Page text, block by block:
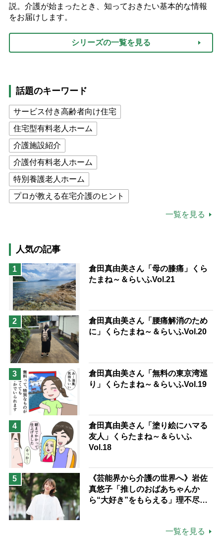
説。介護が始まったとき、知っておきたい基本的な情報
をお届けします。
シリーズの一覧を見る
話題のキーワード
サービス付き高齢者向け住宅
住宅型有料老人ホーム
介護施設紹介
介護付有料老人ホーム
特別養護老人ホーム
プロが教える在宅介護のヒント
猫が母になつきません
息子の遠距離介護サバイバル術
兄がボケました
便利なサービス
予防法
一覧を見る
人気の記事
1
倉田真由美さん「母の膝痛」くら
たまね～＆らいふVol.21
2
倉田真由美さん「腰痛解消のため
に」くらたまね～＆らいふVol.20
3
倉田真由美さん「無料の東京湾巡
り」くらたまね～＆らいふVol.19
4
倉田真由美さん「塗り絵にハマる
友人」くらたまね～＆らいふ
Vol.18
5
《芸能界から介護の世界へ》岩佐
真悠子「推しのおばあちゃんか
ら“大好き”をもらえる」理不尽さ
一覧を見る